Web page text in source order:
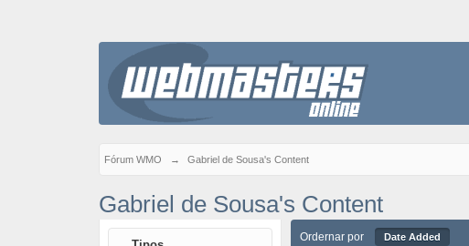
Fórum WMO → Gabriel de Sousa's Content
Gabriel de Sousa's Content
Ordernar por Date Added